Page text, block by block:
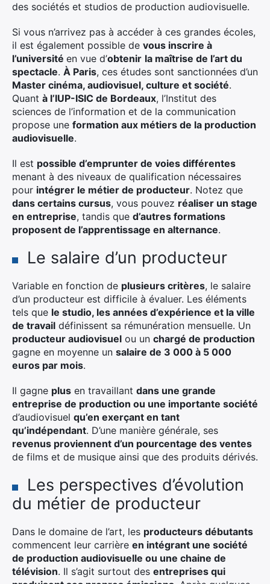
des sociétés et studios de production audiovisuelle.
Si vous n’arrivez pas à accéder à ces grandes écoles,
il est également possible de vous inscrire à
l’université en vue d’obtenir la maîtrise de l’art du
spectacle. À Paris, ces études sont sanctionnées d’un
Master cinéma, audiovisuel, culture et société.
Quant à l’IUP-ISIC de Bordeaux, l’Institut des
sciences de l’information et de la communication
propose une formation aux métiers de la production
audiovisuelle.
Il est possible d’emprunter de voies différentes
menant à des niveaux de qualification nécessaires
pour intégrer le métier de producteur. Notez que
dans certains cursus, vous pouvez réaliser un stage
en entreprise, tandis que d’autres formations
proposent de l’apprentissage en alternance.
Le salaire d’un producteur
Variable en fonction de plusieurs critères, le salaire
d’un producteur est difficile à évaluer. Les éléments
tels que le studio, les années d’expérience et la ville
de travail définissent sa rémunération mensuelle. Un
producteur audiovisuel ou un chargé de production
gagne en moyenne un salaire de 3 000 à 5 000
euros par mois.
Il gagne plus en travaillant dans une grande
entreprise de production ou une importante société
d’audiovisuel qu’en exerçant en tant
qu’indépendant. D’une manière générale, ses
revenus proviennent d’un pourcentage des ventes
de films et de musique ainsi que des produits dérivés.
Les perspectives d’évolution
du métier de producteur
Dans le domaine de l’art, les producteurs débutants
commencent leur carrière en intégrant une société
de production audiovisuelle ou une chaine de
télévision. Il s’agit surtout des entreprises qui
×
Rechercher
: